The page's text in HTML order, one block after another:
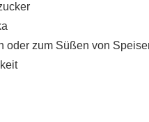
oder zum Süßen von